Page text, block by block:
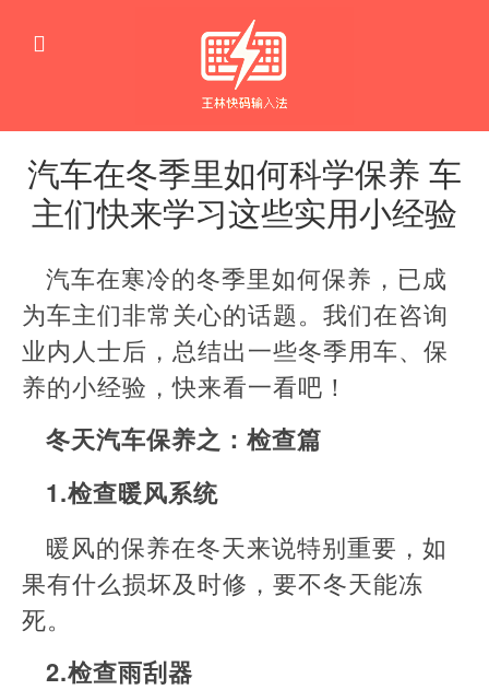
汽车在冬季里如何科学保养 车
主们快来学习这些实用小经验
汽车在寒冷的冬季里如何保养，已成
为车主们非常关心的话题。我们在咨询
业内人士后，总结出一些冬季用车、保
养的小经验，快来看一看吧！
冬天汽车保养之：检查篇
1.检查暖风系统
暖风的保养在冬天来说特别重要，如
果有什么损坏及时修，要不冬天能冻
死。
2.检查雨刮器